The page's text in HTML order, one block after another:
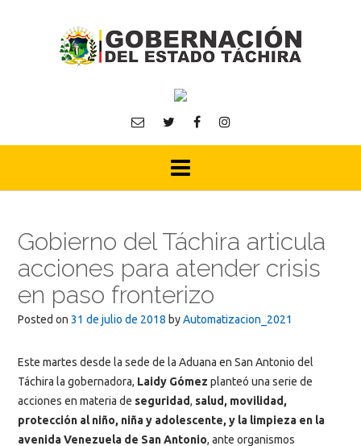
Gobierno del Táchira articula
acciones para atender crisis
en paso fronterizo
Posted on 31 de julio de 2018 byAutomatizacion_2021
Este martes desde la sede de la Aduana en San Antonio del
Táchira la gobernadora, Laidy Gómez planteó una serie de
acciones en materia de seguridad, salud, movilidad,
protección al niño, niña y adolescente, y la limpieza en la
avenida Venezuela de San Antonio, ante organismos